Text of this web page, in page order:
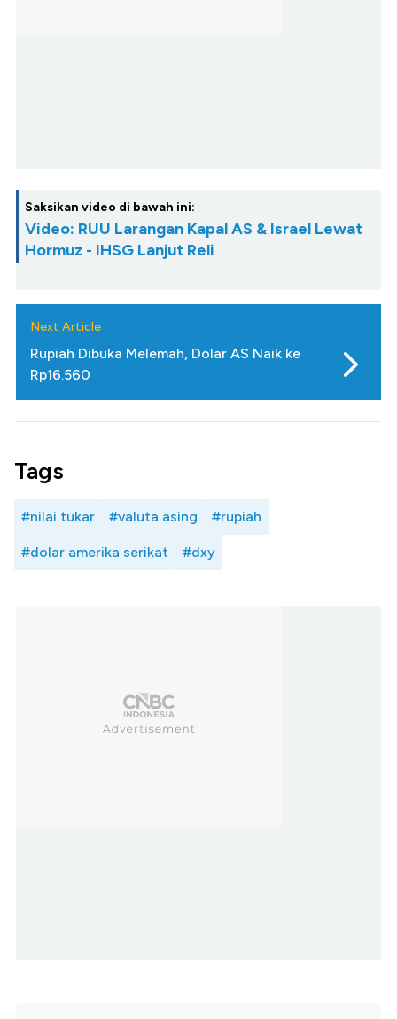
Saksikan video di bawah ini:
Video: RUU Larangan Kapal AS & Israel Lewat
Hormuz - IHSG Lanjut Reli
Next Article
Rupiah Dibuka Melemah, Dolar AS Naik ke
Rp16.560
Tags
#nilai tukar #valuta asing #rupiah
#dolar amerika serikat #dxy